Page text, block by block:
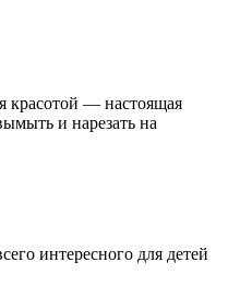
красотой — настоящая
и нарезать на
интересного для детей